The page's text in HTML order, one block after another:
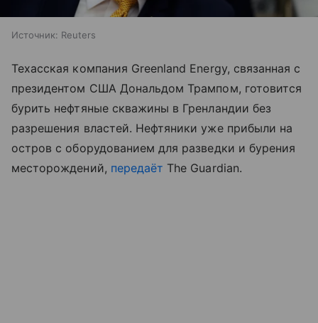
Источник: Reuters
Техасская компания Greenland Energy, связанная с
президентом США Дональдом Трампом, готовится
бурить нефтяные скважины в Гренландии без
разрешения властей. Нефтяники уже прибыли на
остров с оборудованием для разведки и бурения
месторождений, передаёт The Guardian.